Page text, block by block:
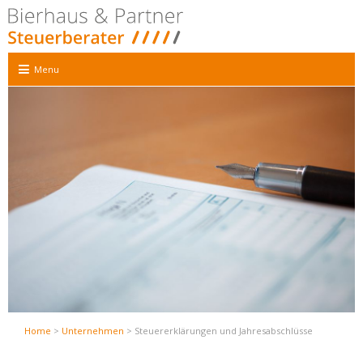
Menu
Home > Unternehmen > Steuererklärungen und Jahresabschlüsse